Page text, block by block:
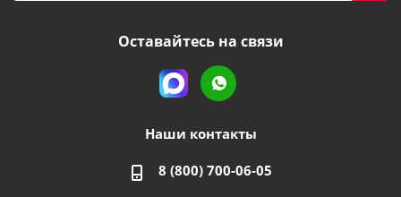
Оставайтесь на связи
Наши контакты
8 (800) 700-06-05